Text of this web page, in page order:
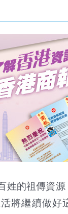
姓的祖傳資
將繼續做好